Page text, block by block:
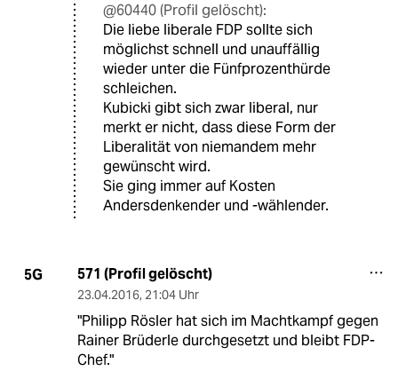
@60440 (Profil gelöscht):
Die liebe liberale FDP sollte sich
möglichst schnell und unauffällig
wieder unter die Fünfprozenthürde
schleichen.
Kubicki gibt sich zwar liberal, nur
merkt er nicht, dass diese Form der
Liberalität von niemandem mehr
gewünscht wird.
Sie ging immer auf Kosten
Andersdenkender und -wählender.
5G 571 (Profil gelöscht)
23.04.2016, 21:04 Uhr
"Philipp Rösler hat sich im Machtkampf gegen
Rainer Brüderle durchgesetzt und bleibt FDP-
Chef."